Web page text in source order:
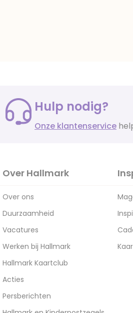
Hulp nodig?
Onze klantenservice
Over Hallmark
Over ons
Duurzaamheid
Vacatures
Werken bij Hallmark
Hallmark Kaartclub
Acties
Persberichten